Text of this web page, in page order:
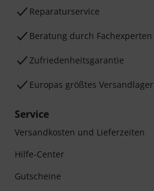
Reparaturservice
Beratung durch Fachexperten
Zufriedenheitsgarantie
Europas größtes Versandlager
Service
Versandkosten und Lieferzeiten
Hilfe-Center
Gutscheine